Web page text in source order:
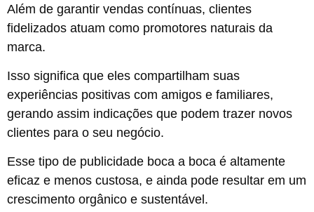
Além de garantir vendas contínuas, clientes
fidelizados atuam como promotores naturais da
marca.
Isso significa que eles compartilham suas
experiências positivas com amigos e familiares,
gerando assim indicações que podem trazer novos
clientes para o seu negócio.
Esse tipo de publicidade boca a boca é altamente
eficaz e menos custosa, e ainda pode resultar em um
crescimento orgânico e sustentável.